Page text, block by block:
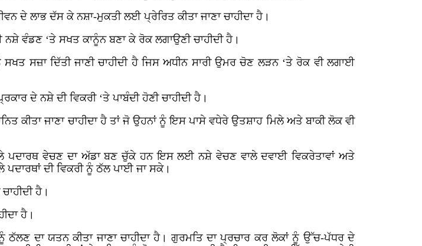
ਦੇ ਲਾਭ ਦੱਸ ਕੇ ਨਸ਼ਾ-ਮੁਕਤੀ ਲਈ ਪ੍ਰੇਰਿਤ ਕੀਤਾ ਜਾਣਾ ਚਾਹੀਦਾ ਹੈ।
ਵੰਡਣ ‘ਤੇ ਸਖਤ ਕਾਨੂੰਨ ਬਣਾ ਕੇ ਰੋਕ ਲਗਾਉਣੀ ਚਾਹੀਦੀ ਹੈ।
ਸਜ਼ਾ ਦਿੱਤੀ ਜਾਣੀ ਚਾਹੀਦੀ ਹੈ ਜਿਸ ਅਧੀਨ ਸਾਰੀ ਉਮਰ ਚੋਣ ਲੜਨ ‘ਤੇ ਰੋਕ ਵੀ ਲਗਾਈ
ਦੇ ਨਸ਼ੇ ਦੀ ਵਿਕਰੀ ‘ਤੇ ਪਾਬੰਦੀ ਹੋਣੀ ਚਾਹੀਦੀ ਹੈ।
ਕੀਤਾ ਜਾਣਾ ਚਾਹੀਦਾ ਹੈ ਤਾਂ ਜੋ ਉਹਨਾਂ ਨੂੰ ਇਸ ਪਾਸੇ ਵਧੇਰੇ ਉਤਸ਼ਾਹ ਮਿਲੇ ਅਤੇ ਬਾਕੀ ਲੋਕ ਵੀ
ਵੇਚਣ ਦਾ ਅੱਡਾ ਬਣ ਚੁੱਕੇ ਹਨ ਇਸ ਲਈ ਨਸ਼ੇ ਵੇਚਣ ਵਾਲੇ ਦਵਾਈ ਵਿਕਰੇਤਾਵਾਂ ਅਤੇ
ਪਦਾਰਥਾਂ ਦੀ ਵਿਕਰੀ ਨੂੰ ਠੱਲ ਪਾਈ ਜਾ ਸਕੇ।
ਹੈ।
ਹੈ।
ਦਾ ਯਤਨ ਕੀਤਾ ਜਾਣਾ ਚਾਹੀਦਾ ਹੈ। ਗੁਰਮਤਿ ਦਾ ਪ੍ਰਚਾਰ ਕਰ ਲੋਕਾਂ ਨੂੰ ਉੱਚ-ਪੱਧਰ ਦੇ